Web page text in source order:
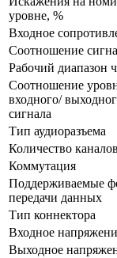
уровне, %
Входное
Соотношение
Рабочий диапазон
Соотношение
входного/
сигнала
Тип аудиоразъема
Количество
Коммутация
Поддерживаемые
передачи данных
Тип коннектора
Входное
Выходное